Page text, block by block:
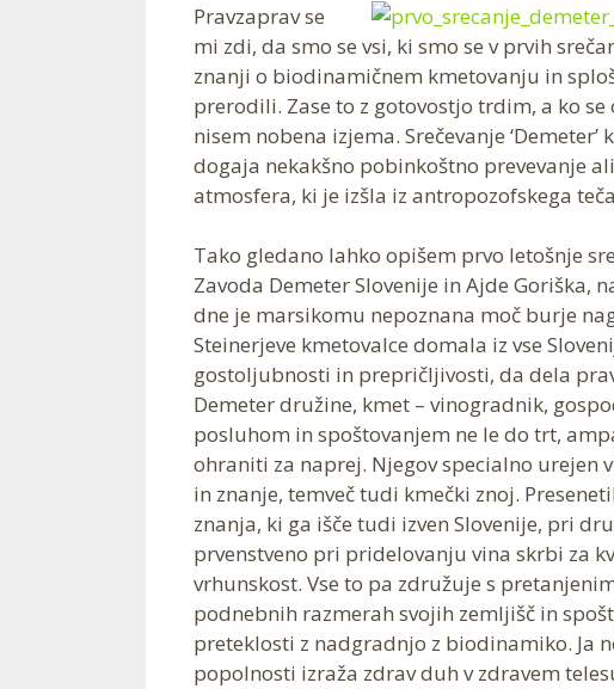
Pravzaprav se
mi zdi, da smo se vsi, ki smo se v prvih
znanji o biodinamičnem kmetovanju in
prerodili. Zase to z gotovostjo trdim, a ko
nisem nobena izjema. Srečevanje
dogaja nekakšno pobinkoštno prevevanje
atmosfera, ki je izšla iz antropozofskega
Tako gledano lahko opišem prvo letošnje
Zavoda Demeter Slovenije in Ajde Goriška,
dne je marsikomu nepoznana moč burje
Steinerjeve kmetovalce domala iz vse
gostoljubnosti in prepričljivosti, da dela
Demeter družine, kmet – vinogradnik,
posluhom in spoštovanjem ne le do trt,
ohraniti za naprej. Njegov specialno urejen
in znanje, temveč tudi kmečki znoj.
znanja, ki ga išče tudi izven Slovenije, pri
prvenstveno pri pridelovanju vina skrbi za
vrhunskost. Vse to pa združuje s
podnebnih razmerah svojih zemljišč in
preteklosti z nadgradnjo z biodinamiko. Ja
popolnosti izraža zdrav duh v zdravem